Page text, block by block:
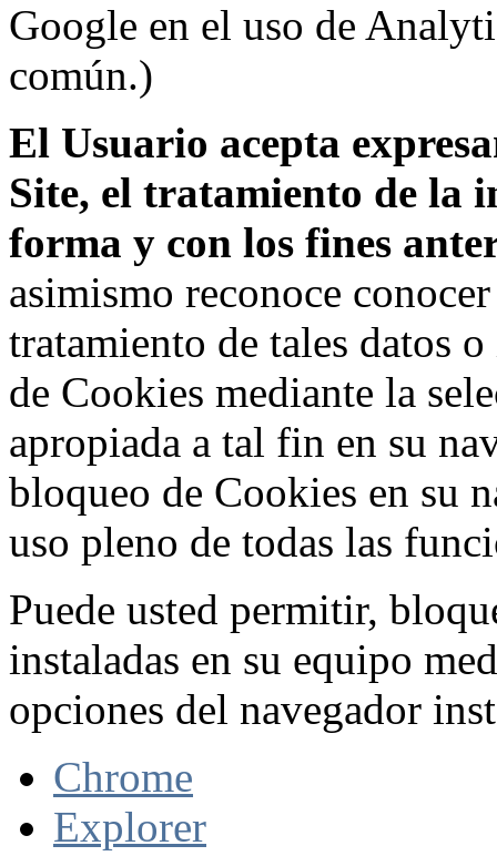
Google en el uso de
común.)
El Usuario acepta
Site, el tratamiento de la
forma y con los fines
asimismo reconoce
tratamiento de tales datos
de Cookies mediante la
apropiada a tal fin en su
bloqueo de Cookies en su
uso pleno de todas las
Puede usted permitir,
instaladas en su equipo
opciones del navegador
Chrome
Explorer